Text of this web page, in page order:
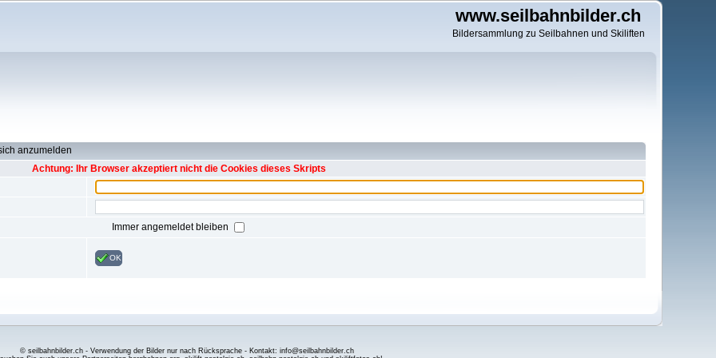
www.seilbahnbilder.ch
Bildersammlung zu Seilbahnen und Skiliften
anzumelden
Achtung: Ihr Browser akzeptiert nicht die Cookies dieses Skripts
Immer angemeldet bleiben
OK
© seilbahnbilder.ch - Verwendung der Bilder nur nach Rücksprache - Kontakt: info@seilbahnbilder.ch